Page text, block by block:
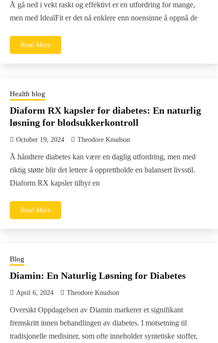
Å gå ned i vekt raskt og effektivt er en utfordring for mange,
men med IdealFit er det nå enklere enn noensinne å oppnå de
Read More
Health blog
Diaform RX kapsler for diabetes: En naturlig
løsning for blodsukkerkontroll
October 19, 2024 Theodore Knudson
Å håndtere diabetes kan være en daglig utfordring, men med
riktig støtte blir det lettere å opprettholde en balansert livsstil.
Diaform RX kapsler tilbyr en
Read More
Blog
Diamin: En Naturlig Løsning for Diabetes
April 6, 2024 Theodore Knudson
Oversikt Oppdagelsen av Diamin markerer et signifikant
fremskritt innen behandlingen av diabetes. I motsetning til
tradisjonelle medisiner, som ofte inneholder syntetiske stoffer,